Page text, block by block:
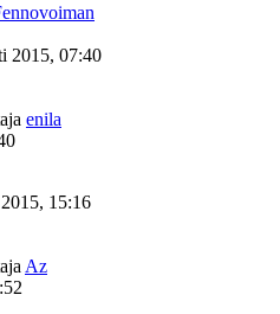
2015, 07:40
enila
15:16
Az